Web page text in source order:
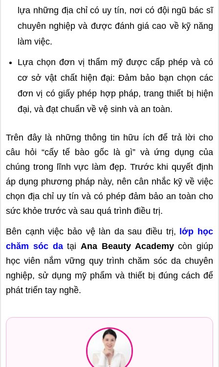
lựa những địa chỉ có uy tín, nơi có đội ngũ bác sĩ
chuyên nghiệp và được đánh giá cao về kỹ năng
làm việc.
Lựa chọn đơn vị thẩm mỹ được cấp phép và có
cơ sở vật chất hiện đại: Đảm bảo bạn chọn các
đơn vị có giấy phép hợp pháp, trang thiết bị hiện
đại, và đạt chuẩn về vệ sinh và an toàn.
Trên đây là những thông tin hữu ích để trả lời cho
câu hỏi “cấy tế bào gốc là gì” và ứng dụng của
chúng trong lĩnh vực làm đẹp. Trước khi quyết định
áp dụng phương pháp này, nên cân nhắc kỹ về việc
chọn địa chỉ uy tín và có phép đảm bảo an toàn cho
sức khỏe trước và sau quá trình điều trị.
Bên cạnh việc bảo vệ làn da sau điều trị, lớp học
chăm sóc datại Ana Beauty Academycòn giúp
học viên nắm vững quy trình chăm sóc da chuyên
nghiệp, sử dụng mỹ phẩm và thiết bị đúng cách để
phát triển tay nghề.